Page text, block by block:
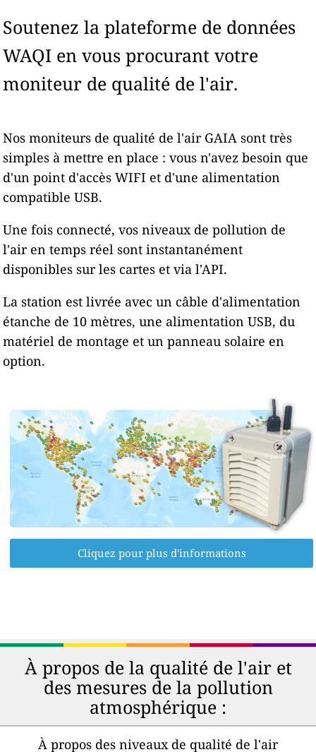
Soutenez la plateforme de données
WAQI en vous procurant votre
moniteur de qualité de l'air.
Nos moniteurs de qualité de l'air GAIA sont très
simples à mettre en place : vous n'avez besoin que
d'un point d'accès WIFI et d'une alimentation
compatible USB.
Une fois connecté, vos niveaux de pollution de
l'air en temps réel sont instantanément
disponibles sur les cartes et via l'API.
La station est livrée avec un câble d'alimentation
étanche de 10 mètres, une alimentation USB, du
matériel de montage et un panneau solaire en
option.
Cliquez pour plus d'informations
À propos de la qualité de l'air et
des mesures de la pollution
atmosphérique :
À propos des niveaux de qualité de l'air